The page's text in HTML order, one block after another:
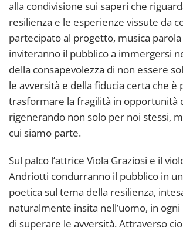
alla condivisione sui saperi che
resilienza e le esperienze vissute da
partecipato al progetto, musica parola
inviteranno il pubblico a immergersi
della consapevolezza di non essere
le avversità e della fiducia certa che è
trasformare la fragilità in opportunità
rigenerando non solo per noi stessi,
cui siamo parte.
Sul palco l’attrice Viola Graziosi e il
Andriotti condurranno il pubblico in
poetica sul tema della resilienza,
naturalmente insita nell’uomo, in ogni
di superare le avversità. Attraverso